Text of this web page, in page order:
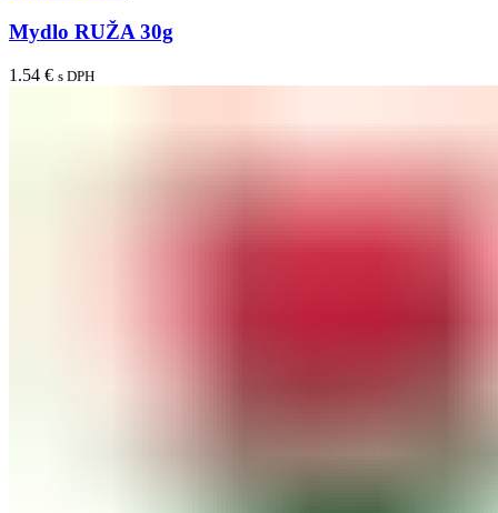
Mydlo RUŽA 30g
1.54 € s DPH